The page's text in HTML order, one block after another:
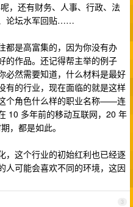
，还有财务、人事、行政、法
论坛水军回贴……
都是高富集的，因为你没有办
的作品。还记得帮主举的例子
必然需要知道，什么材料是最好
有的行业，现在面临的就是这样
个角色什么样的职业名称——连
10 多年前的移动互联网，20 年
，都是如此。
，这个行业的初始红利也已经逐
人可能会喜欢不同的环境，这因
3